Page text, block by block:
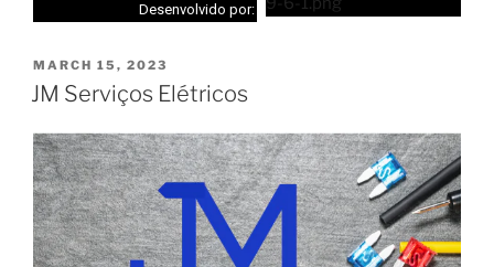
Desenvolvido por:
MARCH 15, 2023
JM Serviços Elétricos